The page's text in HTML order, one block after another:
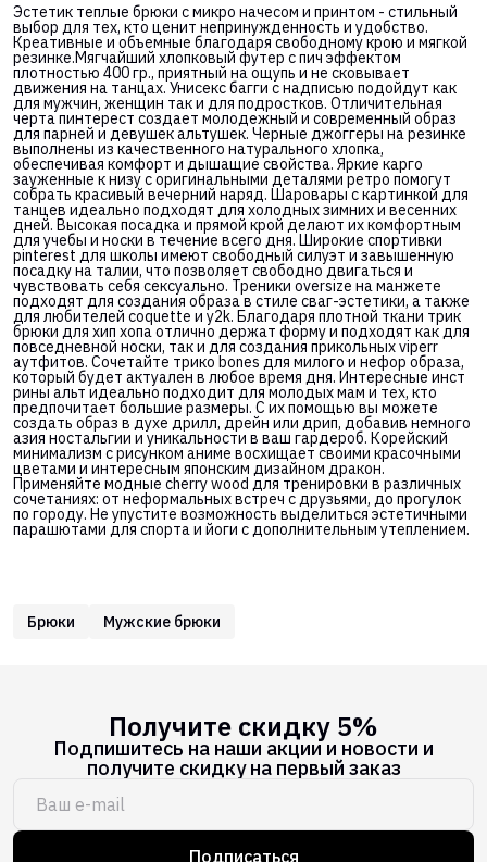
Эстетик теплые брюки с микро начесом и принтом - стильный
выбор для тех, кто ценит непринужденность и удобство.
Креативные и объемные благодаря свободному крою и мягкой
резинке.Мягчайший хлопковый футер с пич эффектом
плотностью 400 гр., приятный на ощупь и не сковывает
движения на танцах. Унисекс багги с надписью подойдут как
для мужчин, женщин так и для подростков. Отличительная
черта пинтерест создает молодежный и современный образ
для парней и девушек альтушек. Черные джоггеры на резинке
выполнены из качественного натурального хлопка,
обеспечивая комфорт и дышащие свойства. Яркие карго
зауженные к низу с оригинальными деталями ретро помогут
собрать красивый вечерний наряд. Шаровары с картинкой для
танцев идеально подходят для холодных зимних и весенних
дней. Высокая посадка и прямой крой делают их комфортным
для учебы и носки в течение всего дня. Широкие спортивки
pinterest для школы имеют свободный силуэт и завышенную
посадку на талии, что позволяет свободно двигаться и
чувствовать себя сексуально. Треники oversize на манжете
подходят для создания образа в стиле сваг-эстетики, а также
для любителей coquette и y2k. Благодаря плотной ткани трик
брюки для хип хопа отлично держат форму и подходят как для
повседневной носки, так и для создания прикольных viperr
аутфитов. Сочетайте трико bones для милого и нефор образа,
который будет актуален в любое время дня. Интересные инст
рины альт идеально подходит для молодых мам и тех, кто
предпочитает большие размеры. С их помощью вы можете
создать образ в духе дрилл, дрейн или дрип, добавив немного
азия ностальгии и уникальности в ваш гардероб. Корейский
минимализм с рисунком аниме восхищает своими красочными
цветами и интересным японским дизайном дракон.
Применяйте модные cherry wood для тренировки в различных
сочетаниях: от неформальных встреч с друзьями, до прогулок
по городу. Не упустите возможность выделиться эстетичными
парашютами для спорта и йоги с дополнительным утеплением.
Брюки Мужские брюки
Получите скидку 5%
Подпишитесь на наши акции и новости и
получите скидку на первый заказ
Подписаться